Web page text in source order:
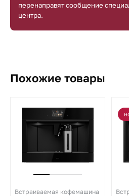
перенаправят сообщение
центра.
Похожие товары
Встраиваемая кофемашина